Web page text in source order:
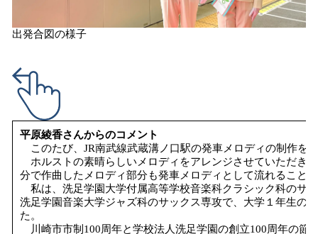
出発合図の様子
平原綾香さんからのコメント
このたび、JR南武線武蔵溝ノ口駅の発車メロディの制作を
ホルストの素晴らしいメロディをアレンジさせていただき
分で作曲したメロディ部分も発車メロディとして流れること
私は、洗足学園大学付属高等学校音楽科クラシック科のサ
洗足学園音楽大学ジャズ科のサックス専攻で、大学１年生の
た。
川崎市市制100周年と学校法人洗足学園の創立100周年の節